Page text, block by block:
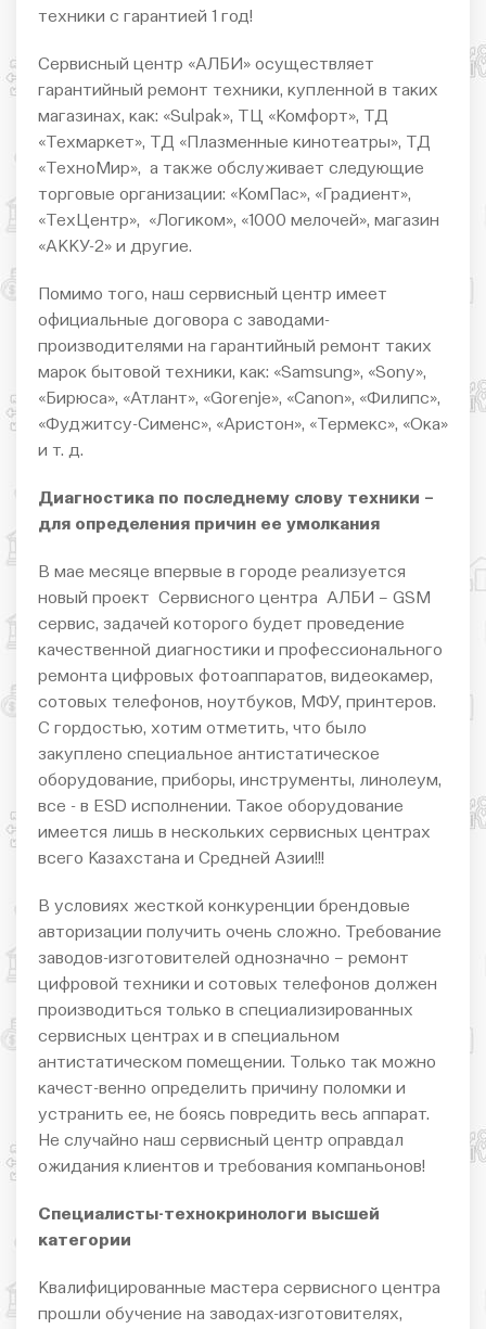
техники с гарантией 1 год!
Сервисный центр «АЛБИ» осуществляет
гарантийный ремонт техники, купленной в таких
магазинах, как: «Sulpak», ТЦ «Комфорт», ТД
«Техмаркет», ТД «Плазменные кинотеатры», ТД
«ТехноМир», а также обслуживает следующие
торговые организации: «КомПас», «Градиент»,
«ТехЦентр», «Логиком», «1000 мелочей», магазин
«АККУ-2» и другие.
Помимо того, наш сервисный центр имеет
официальные договора с заводами-
производителями на гарантийный ремонт таких
марок бытовой техники, как: «Samsung», «Sony»,
«Бирюса», «Атлант», «Gorenje», «Canon», «Филипс»,
«Фуджитсу-Сименс», «Аристон», «Термекс», «Ока»
и т. д.
Диагностика по последнему слову техники –
для определения причин ее умолкания
В мае месяце впервые в городе реализуется
новый проект Сервисного центра АЛБИ – GSM
сервис, задачей которого будет проведение
качественной диагностики и профессионального
ремонта цифровых фотоаппаратов, видеокамер,
сотовых телефонов, ноутбуков, МФУ, принтеров.
С гордостью, хотим отметить, что было
закуплено специальное антистатическое
оборудование, приборы, инструменты, линолеум,
все - в ESD исполнении. Такое оборудование
имеется лишь в нескольких сервисных центрах
всего Казахстана и Средней Азии!!!
В условиях жесткой конкуренции брендовые
авторизации получить очень сложно. Требование
заводов-изготовителей однозначно – ремонт
цифровой техники и сотовых телефонов должен
производиться только в специализированных
сервисных центрах и в специальном
антистатическом помещении. Только так можно
качест-венно определить причину поломки и
устранить ее, не боясь повредить весь аппарат.
Не случайно наш сервисный центр оправдал
ожидания клиентов и требования компаньонов!
Специалисты-технокринологи высшей
категории
Квалифицированные мастера сервисного центра
прошли обучение на заводах-изготовителях,